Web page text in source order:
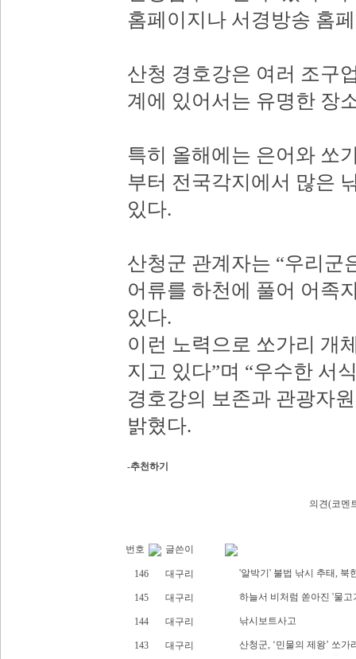
홈페이지나 서경방송 홈
산청 경호강은 여러 조구
계에 있어서는 유명한 장
특히 올해에는 은어와 쏘
부터 전국각지에서 많은
있다.
산청군 관계자는 “우리군
어류를 하천에 풀어 어족
있다.
이런 노력으로 쏘가리 개
지고 있다”며 “우수한 서
경호강의 보존과 관광자
밝혔다.
-추천하기
의견(코멘
번호 글쓴이
146 대구리 '알박기' 불법 낚시 추태, 북
145 대구리 하늘서 비처럼 쏟아진 '물
144 대구리 낚시보트사고
143 대구리 산청군, ‘민물의 제왕’ 쏘가